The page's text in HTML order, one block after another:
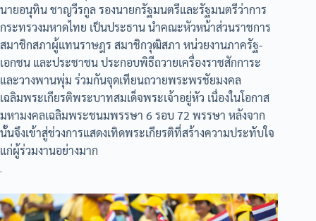
นายอนุทิน ชาญวีรกูล รองนายกรัฐมนตรีและรัฐมนตรีว่าการ
กระทรวงมหาดไทย เป็นประธาน นำคณะหัวหน้าส่วนราชการ
สมาชิกสภาผู้แทนราษฎร สมาชิกวุฒิสภา หน่วยงานภาครัฐ-
เอกชน และประชาชน ประกอบพิธีถวายเครื่องราชสักการะ
และวางพานพุ่ม ร่วมกันจุดเทียนถวายพระพรชัยมงคล
เฉลิมพระเกียรติพระบาทสมเด็จพระเจ้าอยู่หัว เนื่องในโอกาส
มหามงคลเฉลิมพระชนมพรรษา 6 รอบ 72 พรรษา หลังจาก
นั้นจึงเข้าสู่ช่วงการแสดงเทิดพระเกียรติที่สร้างความประทับใจ
แก่ผู้ร่วมงานอย่างมาก
.